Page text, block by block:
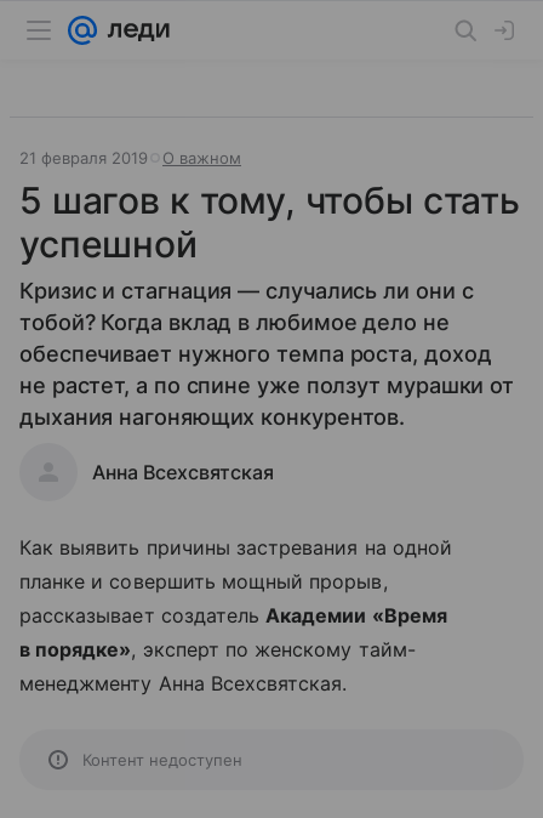
21 февраля 2019 О важном
5 шагов к тому, чтобы стать
успешной
Кризис и стагнация — случались ли они с
тобой? Когда вклад в любимое дело не
обеспечивает нужного темпа роста, доход
не растет, а по спине уже ползут мурашки от
дыхания нагоняющих конкурентов.
Анна Всехсвятская
Как выявить причины застревания на одной
планке и совершить мощный прорыв,
рассказывает создательАкадемии «Время
в порядке», эксперт по женскому тайм-
менеджменту Анна Всехсвятская.
Контент недоступен